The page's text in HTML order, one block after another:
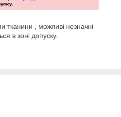
тканини , можливі незначні
в зоні допуску.